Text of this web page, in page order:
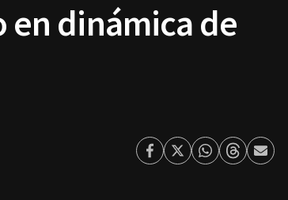
en dinámica de
Facebook
TwitterWhatsapp
ThreadsEnviar